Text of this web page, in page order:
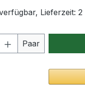
Lieferzeit: 2
Anzahl: Gib
Paar